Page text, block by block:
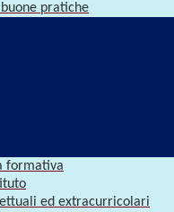
pratiche
formativa
ed extracurricolari